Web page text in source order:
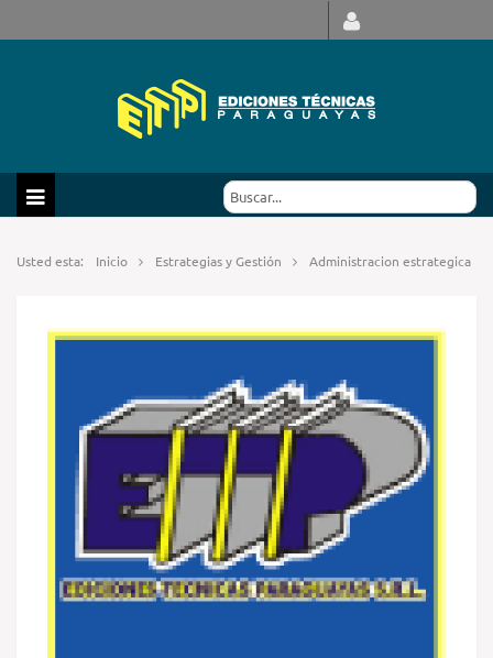
Usted esta: Inicio Estrategias y Gestión Administracion estrategica